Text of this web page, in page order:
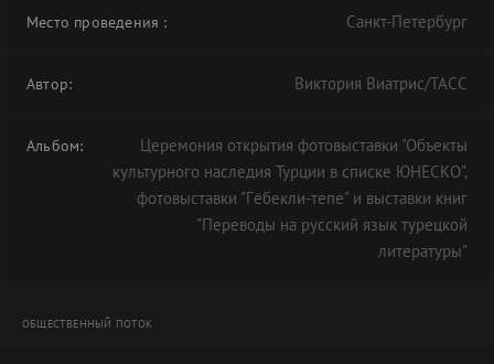
Место проведения : Санкт-Петербург
Автор: Виктория Виатрис/ТАСС
Альбом:
Церемония открытия фотовыставки "Объекты
культурного наследия Турции в списке ЮНЕСКО",
фотовыставки "Гёбекли-тепе" и выставки книг
"Переводы на русский язык турецкой
литературы"
ОБЩЕСТВЕННЫЙ ПОТОК